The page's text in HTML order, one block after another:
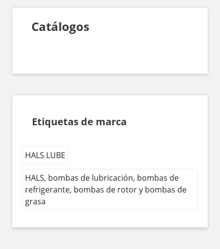
Catálogos
Etiquetas de marca
HALS LUBE
HALS, bombas de lubricación, bombas de
refrigerante, bombas de rotor y bombas de
grasa